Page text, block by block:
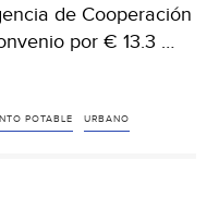
de Cooperación
por € 13.3 …
POTABLE URBANO